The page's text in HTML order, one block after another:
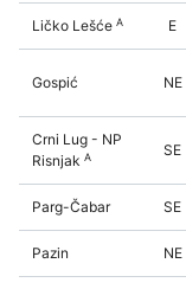
Ličko Lešće A E
Gospić NE
Crni Lug - NP
Risnjak A SE
Parg-Čabar SE
Pazin NE